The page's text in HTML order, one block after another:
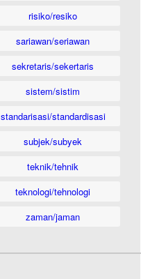
risiko/resiko
sariawan/seriawan
sekretaris/sekertaris
sistem/sistim
standarisasi/standardisasi
subjek/subyek
teknik/tehnik
teknologi/tehnologi
zaman/jaman